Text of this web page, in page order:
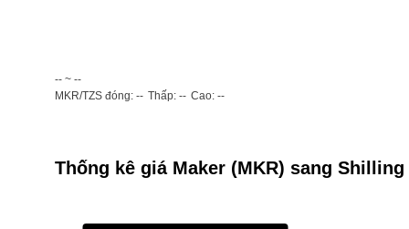
-- ~ --
MKR/TZS đóng: -- Thấp: -- Cao: --
Thống kê giá Maker (MKR) sang Shilling